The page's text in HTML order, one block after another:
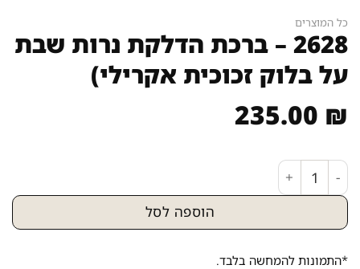
כל המוצרים
2628 – ברכת הדלקת נרות שבת
על בלוק זכוכית אקרילי)
235.00 ₪
כמות של 2628 – ברכת הדלקת נרות שבת על בלוק זכוכית אקרילי)
הוספה לסל
*התמונות להמחשה בלבד.